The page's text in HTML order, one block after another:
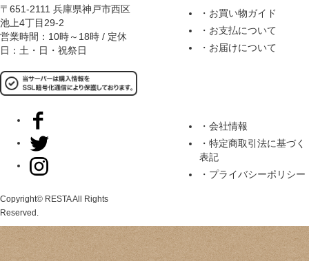
〒651-2111 兵庫県神戸市西区
池上4丁目29-2
営業時間：10時～18時 / 定休
日：土・日・祝祭日
Copyright© RESTA All Rights
Reserved.
・お買い物ガイド
・お支払について
・お届けについて
・会社情報
・特定商取引法に基づく
表記
・プライバシーポリシー